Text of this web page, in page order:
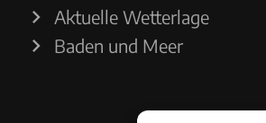
Aktuelle Wetterlage
Baden und Meer